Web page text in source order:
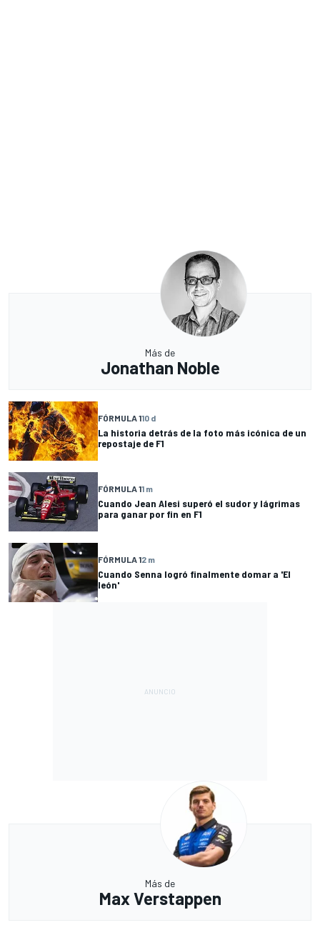
Más de
Jonathan Noble
FÓRMULA 110 d
La historia detrás de la foto más icónica de un
repostaje de F1
FÓRMULA 11 m
Cuando Jean Alesi superó el sudor y lágrimas
para ganar por fin en F1
FÓRMULA 12 m
Cuando Senna logró finalmente domar a 'El
león'
Más de
Max Verstappen